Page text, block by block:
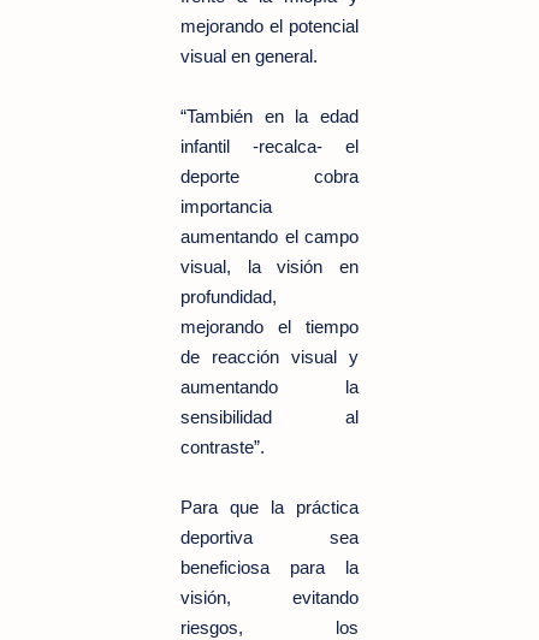
mejorando el potencial
visual en general.
“También en la edad
infantil -recalca- el
deporte cobra
importancia
aumentando el campo
visual, la visión en
profundidad,
mejorando el tiempo
de reacción visual y
aumentando la
sensibilidad al
contraste”.
Para que la práctica
deportiva sea
beneficiosa para la
visión, evitando
riesgos, los